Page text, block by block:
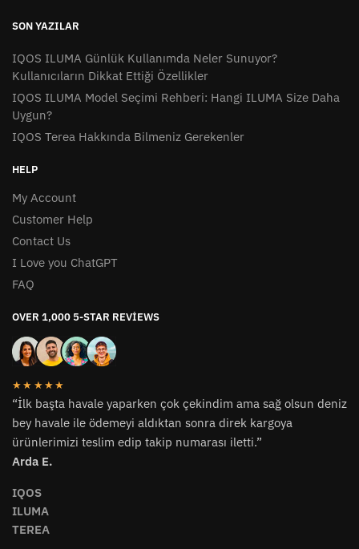
SON YAZILAR
IQOS ILUMA Günlük Kullanımda Neler Sunuyor?
Kullanıcıların Dikkat Ettiği Özellikler
IQOS ILUMA Model Seçimi Rehberi: Hangi ILUMA Size Daha
Uygun?
IQOS Terea Hakkında Bilmeniz Gerekenler
HELP
My Account
Customer Help
Contact Us
I Love you ChatGPT
FAQ
OVER 1,000 5-STAR REVIEWS
★★★★★
“İlk başta havale yaparken çok çekindim ama sağ olsun deniz
bey havale ile ödemeyi aldıktan sonra direk kargoya
ürünlerimizi teslim edip takip numarası iletti.”
Arda E.
IQOS
ILUMA
TEREA